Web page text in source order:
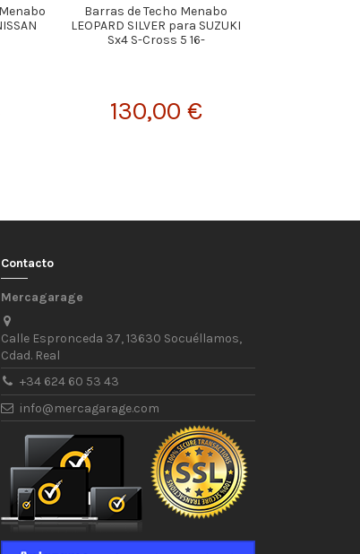
Barras de Techo Menabo
LEOPARD SILVER para SUZUKI
Sx4 S-Cross 5 16-
130,00 €
Contacto
Mercagarage
Calle Espronceda 37, 13630 Socuéllamos,
Cdad. Real
+34 624 60 53 43
info@mercagarage.com